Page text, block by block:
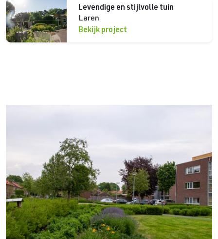
Levendige en stijlvolle tuin
Laren
Bekijk project